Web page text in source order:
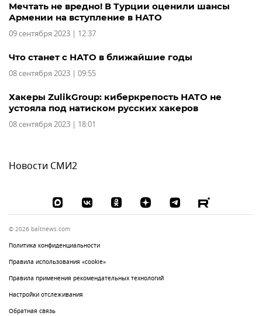
Мечтать не вредно! В Турции оценили шансы
Армении на вступление в НАТО
09 сентября 2023 | 12:37
Что станет с НАТО в ближайшие годы
08 сентября 2023 | 09:55
Хакеры ZulikGroup: киберкрепость НАТО не
устояла под натиском русских хакеров
08 сентября 2023 | 18:01
Новости СМИ2
© 2026 baltnews.com
Политика конфиденциальности
Правила использования «cookie»
Правила применения рекомендательных технологий
Настройки отслеживания
Обратная связь